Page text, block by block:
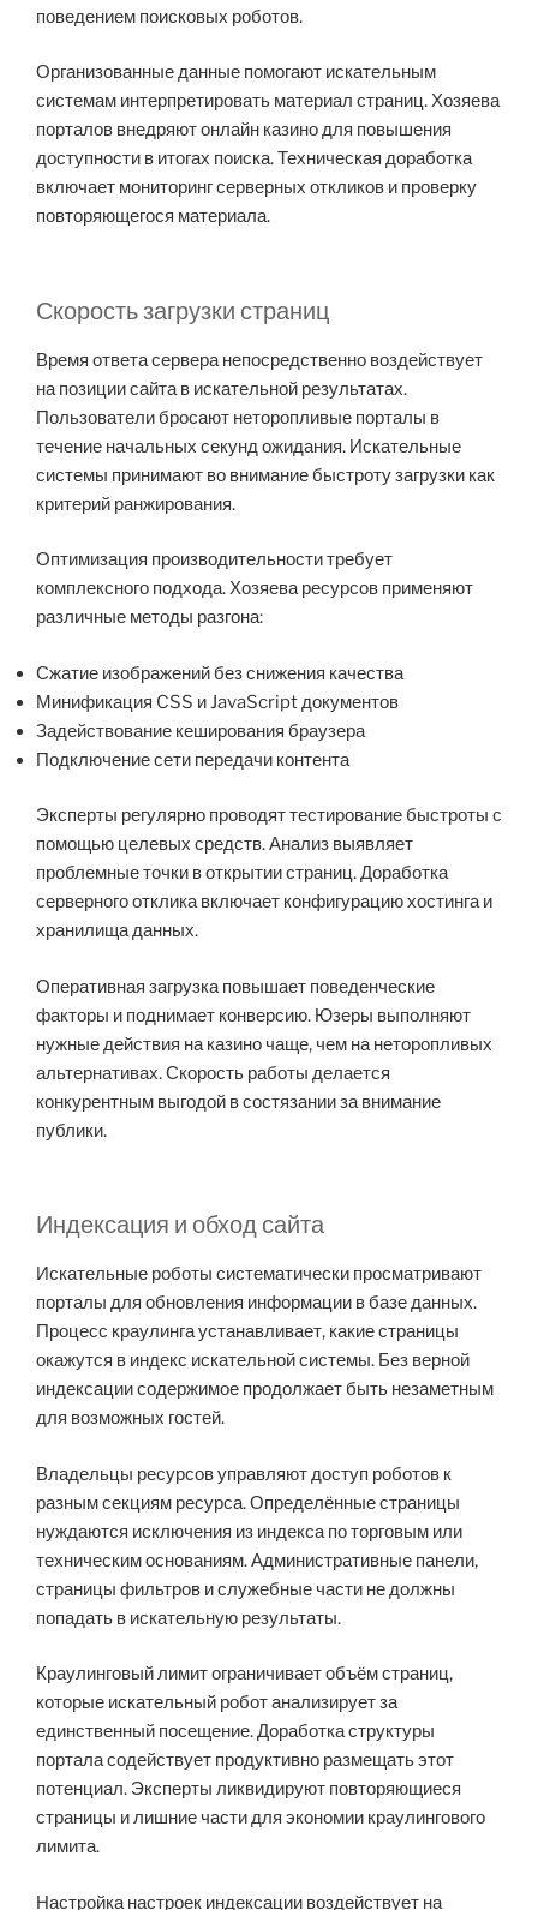
поведением поисковых роботов.
Организованные данные помогают искательным
системам интерпретировать материал страниц. Хозяева
порталов внедряют онлайн казино для повышения
доступности в итогах поиска. Техническая доработка
включает мониторинг серверных откликов и проверку
повторяющегося материала.
Скорость загрузки страниц
Время ответа сервера непосредственно воздействует
на позиции сайта в искательной результатах.
Пользователи бросают неторопливые порталы в
течение начальных секунд ожидания. Искательные
системы принимают во внимание быстроту загрузки как
критерий ранжирования.
Оптимизация производительности требует
комплексного подхода. Хозяева ресурсов применяют
различные методы разгона:
Сжатие изображений без снижения качества
Минификация CSS и JavaScript документов
Задействование кеширования браузера
Подключение сети передачи контента
Эксперты регулярно проводят тестирование быстроты с
помощью целевых средств. Анализ выявляет
проблемные точки в открытии страниц. Доработка
серверного отклика включает конфигурацию хостинга и
хранилища данных.
Оперативная загрузка повышает поведенческие
факторы и поднимает конверсию. Юзеры выполняют
нужные действия на казино чаще, чем на неторопливых
альтернативах. Скорость работы делается
конкурентным выгодой в состязании за внимание
публики.
Индексация и обход сайта
Искательные роботы систематически просматривают
порталы для обновления информации в базе данных.
Процесс краулинга устанавливает, какие страницы
окажутся в индекс искательной системы. Без верной
индексации содержимое продолжает быть незаметным
для возможных гостей.
Владельцы ресурсов управляют доступ роботов к
разным секциям ресурса. Определённые страницы
нуждаются исключения из индекса по торговым или
техническим основаниям. Административные панели,
страницы фильтров и служебные части не должны
попадать в искательную результаты.
Краулинговый лимит ограничивает объём страниц,
которые искательный робот анализирует за
единственный посещение. Доработка структуры
портала содействует продуктивно размещать этот
потенциал. Эксперты ликвидируют повторяющиеся
страницы и лишние части для экономии краулингового
лимита.
Настройка настроек индексации воздействует на